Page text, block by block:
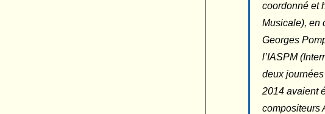
coordonné et
Musicale), en
Georges
l’IASPM
deux
2014 avaient
compositeurs